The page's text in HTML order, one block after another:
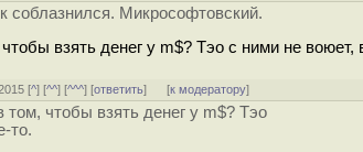
соблазнился. Микрософтовский.
взять денег у m$? Тэо с ними не воюет,
[^] [^^] [^^^] [ответить] [к модератору]
том, чтобы взять денег у m$? Тэо